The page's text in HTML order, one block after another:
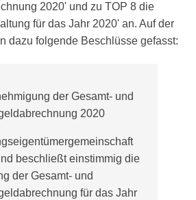
2020' und zu TOP 8 die
für das Jahr 2020' an. Auf der
dazu folgende Beschlüsse gefasst:
der Gesamt- und
2020
beschließt einstimmig die
der Gesamt- und
für das Jahr